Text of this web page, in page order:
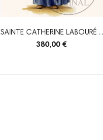
SAINTE CATHERINE LABOURÉ -
ORIGINAL
380,00 €